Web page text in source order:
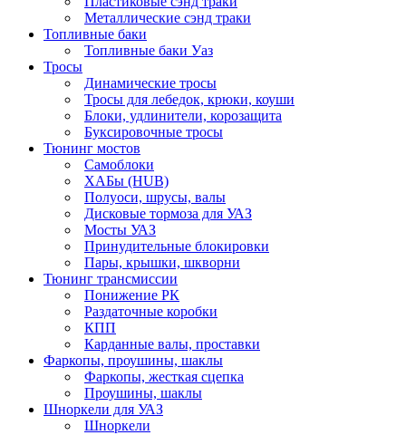
Металлические сэнд траки
Топливные баки
Топливные баки Уаз
Тросы
Динамические тросы
Тросы для лебедок, крюки, коуши
Блоки, удлинители, корозащита
Буксировочные тросы
Тюнинг мостов
Самоблоки
ХАБы (HUB)
Полуоси, шрусы, валы
Дисковые тормоза для УАЗ
Мосты УАЗ
Принудительные блокировки
Пары, крышки, шкворни
Тюнинг трансмиссии
Понижение РК
Раздаточные коробки
КПП
Карданные валы, проставки
Фаркопы, проушины, шаклы
Фаркопы, жесткая сцепка
Проушины, шаклы
Шноркели для УАЗ
Шноркели